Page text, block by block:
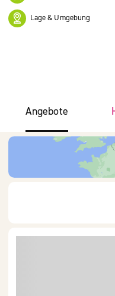
Lage & Umgebung
Angebote